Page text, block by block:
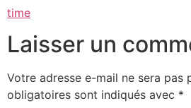
time
Laisser un
Votre adresse e-mail ne sera pas
obligatoires sont indiqués avec *